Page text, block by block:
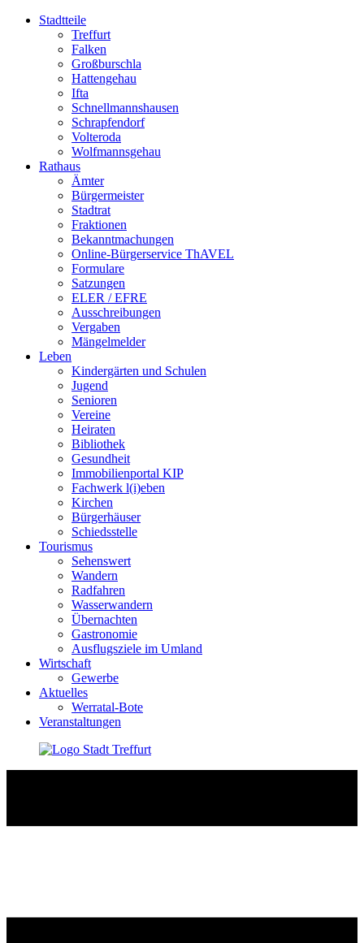
Stadtteile
Treffurt
Falken
Großburschla
Hattengehau
Ifta
Schnellmannshausen
Schrapfendorf
Volteroda
Wolfmannsgehau
Rathaus
Ämter
Bürgermeister
Stadtrat
Fraktionen
Bekanntmachungen
Online-Bürgerservice ThAVEL
Formulare
Satzungen
ELER / EFRE
Ausschreibungen
Vergaben
Mängelmelder
Leben
Kindergärten und Schulen
Jugend
Senioren
Vereine
Heiraten
Bibliothek
Gesundheit
Immobilienportal KIP
Fachwerk l(i)eben
Kirchen
Bürgerhäuser
Schiedsstelle
Tourismus
Sehenswert
Wandern
Radfahren
Wasserwandern
Übernachten
Gastronomie
Ausflugsziele im Umland
Wirtschaft
Gewerbe
Aktuelles
Werratal-Bote
Veranstaltungen